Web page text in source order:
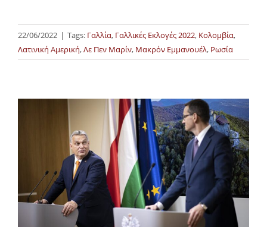
22/06/2022 | Tags: Γαλλία, Γαλλικές Εκλογές 2022, Κολομβία,
Λατινική Αμερική,Λε Πεν Μαρίν, Μακρόν Εμμανουέλ, Ρωσία